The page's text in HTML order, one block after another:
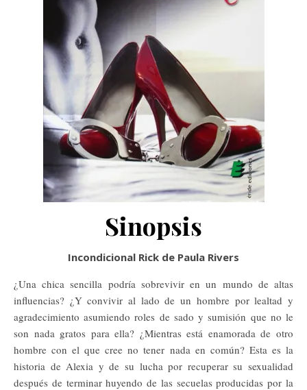
Sinopsis
Incondicional Rick de Paula Rivers
¿Una chica sencilla podría sobrevivir en un mundo de altas
influencias? ¿Y convivir al lado de un hombre por lealtad y
agradecimiento asumiendo roles de sado y sumisión que no le
son nada gratos para ella? ¿Mientras está enamorada de otro
hombre con el que cree no tener nada en común? Esta es la
historia de Alexia y de su lucha por recuperar su sexualidad
después de terminar huyendo de las secuelas producidas por la